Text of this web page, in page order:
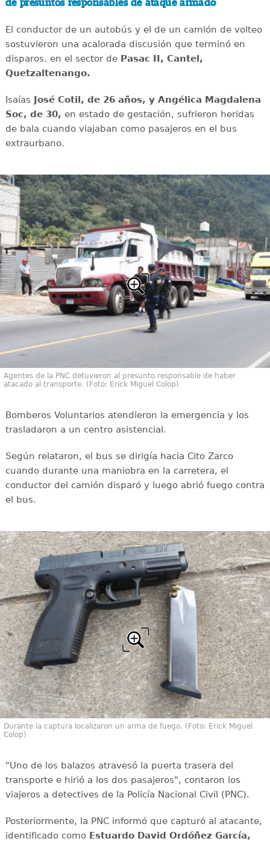
de presuntos responsables de ataque armado
El conductor de un autobús y el de un camión de volteo
sostuvieron una acalorada discusión que terminó en
disparos. en el sector de Pasac II, Cantel,
Quetzaltenango.
Isaías José Cotil, de 26 años, y Angélica Magdalena
Soc, de 30, en estado de gestación, sufrieron heridas
de bala cuando viajaban como pasajeros en el bus
extraurbano.
Agentes de la PNC detuvieron al presunto responsable de haber
atacado al transporte. (Foto: Erick Miguel Colop)
Bomberos Voluntarios atendieron la emergencia y los
trasladaron a un centro asistencial.
Según relataron, el bus se dirigía hacia Cito Zarco
cuando durante una maniobra en la carretera, el
conductor del camión disparó y luego abrió fuego contra
el bus.
Durante la captura localizaron un arma de fuego. (Foto: Erick Miguel
Colop)
"Uno de los balazos atravesó la puerta trasera del
transporte e hirió a los dos pasajeros", contaron los
viajeros a detectives de la Policía Nacional Civil (PNC).
Posteriormente, la PNC informó que capturó al atacante,
identificado como Estuardo David Ordóñez García,